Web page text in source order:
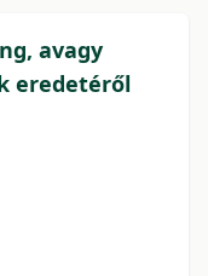
avagy
eredetéről